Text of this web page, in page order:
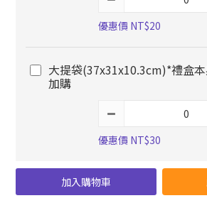
優惠價 NT$20
大提袋(37x31x10.3cm)*禮盒
加購
優惠價 NT$30
加入購物車